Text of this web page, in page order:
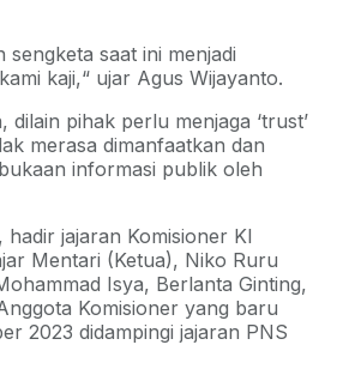
sengketa saat ini menjadi
kaji,“ ujar Agus Wijayanto.
dilain pihak perlu menjaga ‘trust’
merasa dimanfaatkan dan
informasi publik oleh
jajaran Komisioner KI
Mentari (Ketua), Niko Ruru
Isya, Berlanta Ginting,
Komisioner yang baru
2023 didampingi jajaran PNS